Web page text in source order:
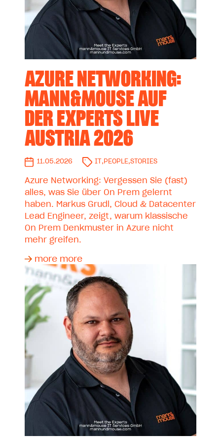
AZURE NETWORKING:
MANN&MOUSE AUF
DER EXPERTS LIVE
AUSTRIA 2026
11.05.2026 IT , PEOPLE,STORIES
Azure Networking: Vergessen Sie (fast)
alles, was Sie über On Prem gelernt
haben. Markus Grudl, Cloud & Datacenter
Lead Engineer, zeigt, warum klassische
On Prem Denkmuster in Azure nicht
mehr greifen.
more more